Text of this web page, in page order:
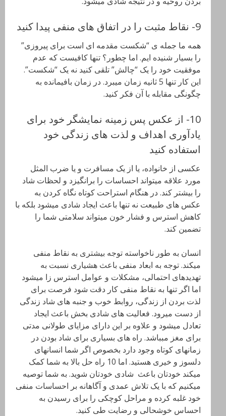
9- نقاط مثبت را در اتفاق های منفی پیدا کنید
همه ما جمله ی “شکست مقدمه ای است برای پیروزی”
را بسیار شنیده ایم. اما چطور؟ تنها کافیست که عدم
موفقیت خود را یک “چالش” تلقی کنید نه یک “شکست”.
این کار تنها 5 ثانیه زمان میبرد. در زمان بافیمانده به
چگونگی مقابله با آن فکر کنید.
10- از عکس پس زمینه نمایشگر خود برای
یادآوری اهداف و لذت های زندگی خود
استفاده کنید
عکسی از خانواده، یا از یک مسافرت و یا ضرب المثل
مورد علاقه میتواند احساسات را برانگیزد و لحظات شاد
را بیشتر کند. در هنگام استراحت کوتاه نگاه کردن به
عکس های طبیعت نه تنها باعث ایجاد شادی میشود بلکه با
کاهش استرس و فشار خون میتواند سلامتی شما را
تضمین کند.
انسان به طور ناخواسته توجه بیشتری به نقاط منفی
میکند. توجه به ابعاد منفی باعث هشیاری نسبت به
تهدیدهای احتمالی، مشکلات و عوامل استرس زا میشود
اما اگر تنها به نقاط منفی کار دقت شود فرصت برای
لذت بردن از زندگی، روابط خوب و جنبه های شاد زندگی
از دست میرود. فعالیت های شادی بخش باعث ایجاد
تعادل میشود و علاوه بر این دارای مزایای طولانی مدتی
برای مغز مبباشد. راه های بسیاری برای شاد بودن در
زمانهای کوتاه وجود دارد بخصوص اگر شما انسانهای
دلسوز و خیری هستید. اما 10 راه حل بالا به شما کمک
میکند خودتان باعث شادی خودتان شوید. به شما توصیه
میکنیم که با یک تلاش عمدی و آگاهانه بر احساسات منفی
خود غلبه کرده و مراحل کوچکی را برای رسیدن به
احساس خوشحالی و رضایت طی کنید.